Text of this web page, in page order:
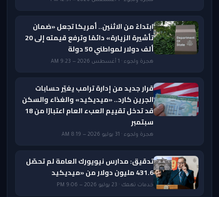
ابتداءً من الاثنين.. أمريكا تجعل «ضمان
تأشيرة الزيارة» دائمًا وترفع قيمته إلى 20
ألف دولار لمواطني 50 دولة
هجرة ولجوء · 1 أغسطس 2026 — 9:23 AM
قرار جديد من إدارة ترامب يغيّر حسابات
الجرين كارد.. «ميديكيد» والغذاء والسكن
قد تدخل تقييم العبء العام اعتبارًا من 18
سبتمبر
هجرة ولجوء · 31 يوليو 2026 — 8:19 AM
تدقيق: مدارس نيويورك العامة لم تحصّل
431.6 مليون دولار من «ميديكيد
خدمات تهمك · 23 يوليو 2026 — 9:06 PM